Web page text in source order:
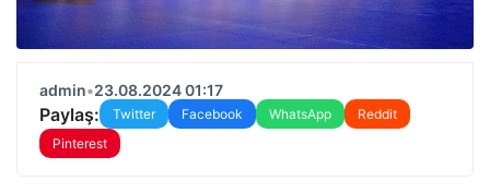
admin•23.08.2024 01:17
Paylaş: Twitter Facebook WhatsApp
Reddit
Pinterest